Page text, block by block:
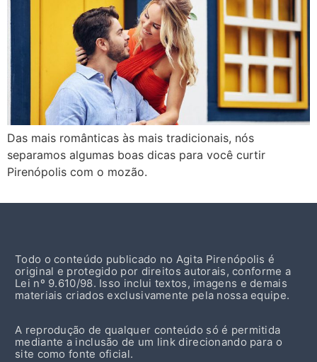
Das mais românticas às mais tradicionais, nós
separamos algumas boas dicas para você curtir
Pirenópolis com o mozão.
Todo o conteúdo publicado no Agita Pirenópolis é
original e protegido por direitos autorais, conforme a
Lei nº 9.610/98. Isso inclui textos, imagens e demais
materiais criados exclusivamente pela nossa equipe.
A reprodução de qualquer conteúdo só é permitida
mediante a inclusão de um link direcionando para o
site como fonte oficial.